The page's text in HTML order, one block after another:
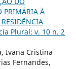
PRIMÁRIA À
Plural: v. 10 n. 2
Ivana Cristina
Fernandes,